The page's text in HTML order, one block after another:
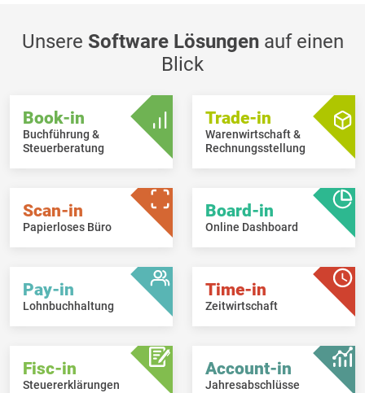
nicht mehr händig anpassen.
Unsere Software Lösungenauf einen
Blick
Book-in
Buchführung &
Steuerberatung
Trade-in
Warenwirtschaft &
Rechnungsstellung
Scan-in
Papierloses Büro
Board-in
Online Dashboard
Pay-in
Lohnbuchhaltung
Time-in
Zeitwirtschaft
Fisc-in
Steuererklärungen
Account-in
Jahresabschlüsse